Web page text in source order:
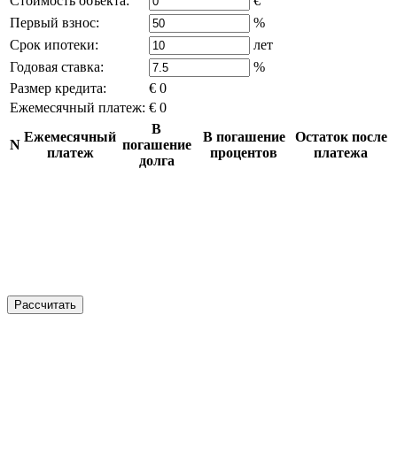
Первый взнос:
%
Срок ипотеки:
лет
Годовая ставка:
%
Размер кредита:
€ 0
Ежемесячный платеж: € 0
N
Ежемесячный
платеж
В
погашение
долга
В погашение
процентов
Остаток после
платежа
Рассчитать